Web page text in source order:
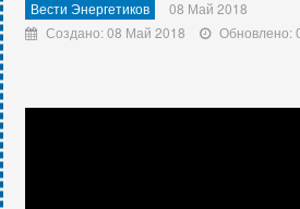
Вести Энергетиков
08 Май 2018
Создано: 08 Май 2018
Обновлено: